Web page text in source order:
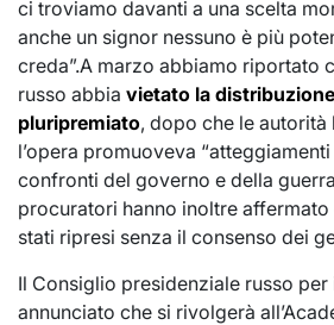
ci troviamo davanti a una scelta
anche un signor nessuno è più
creda”.A marzo abbiamo riportato
russo abbia vietato la
pluripremiato, dopo che le
l’opera promuoveva
confronti del governo e della
procuratori hanno inoltre affermato
stati ripresi senza il consenso dei
Il Consiglio presidenziale russo per
annunciato che si rivolgerà